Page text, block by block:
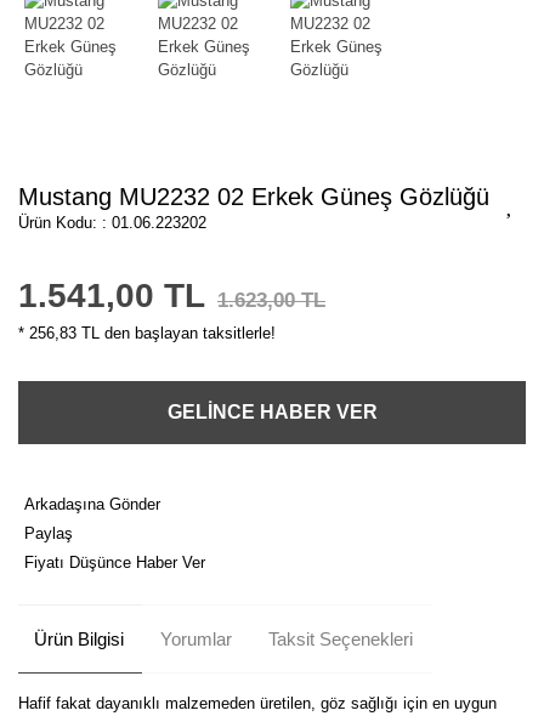
Mustang MU2232 02 Erkek Güneş Gözlüğü
Ürün Kodu: : 01.06.223202
1.541,00 TL 1.623,00 TL
* 256,83 TL den başlayan taksitlerle!
GELİNCE HABER VER
Arkadaşına Gönder
Paylaş
Fiyatı Düşünce Haber Ver
Ürün Bilgisi Yorumlar Taksit Seçenekleri
Hafif fakat dayanıklı malzemeden üretilen, göz sağlığı için en uygun